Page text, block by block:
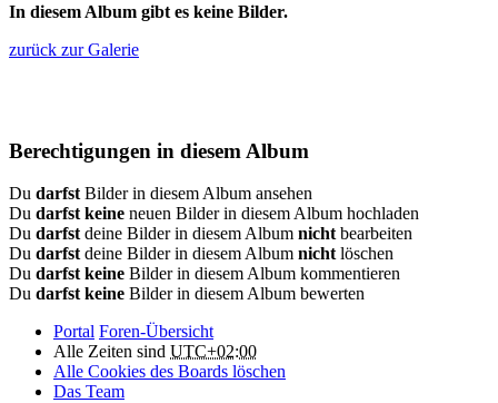
In diesem Album gibt es keine Bilder.
zurück zur Galerie
Berechtigungen in diesem Album
Du darfst Bilder in diesem Album ansehen
Du darfst keine neuen Bilder in diesem Album hochladen
Du darfst deine Bilder in diesem Album nicht bearbeiten
Du darfst deine Bilder in diesem Album nicht löschen
Du darfst keine Bilder in diesem Album kommentieren
Du darfst keine Bilder in diesem Album bewerten
Portal Foren-Übersicht
Alle Zeiten sind UTC+02:00
Alle Cookies des Boards löschen
Das Team